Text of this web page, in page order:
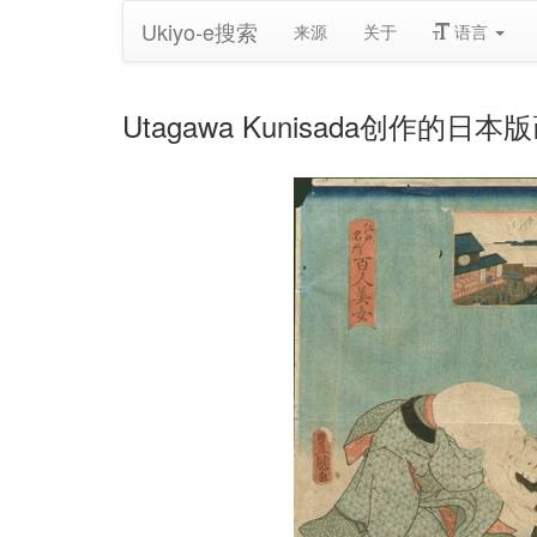
Ukiyo-e搜索 来源 关于 语言
Utagawa Kunisada创作的日本